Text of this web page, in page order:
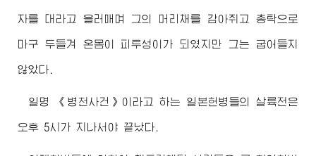
자를 대라고 을러매며 그의 머리채를 감아쥐고 총탁으로
마구 두들겨 온몸이 피투성이가 되였지만 그는 굽어들지
않았다.
일명 《병천사건》이라고 하는 일본헌병들의 살륙전은
오후 5시가 지나서야 끝났다.